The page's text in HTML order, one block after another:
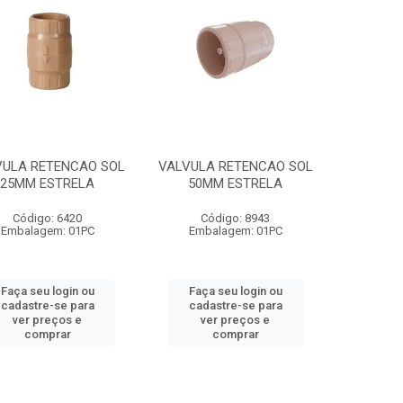
RETENCAO SOL
25MM ESTRELA
Código: 6420
Embalagem: 01PC
Faça seu login ou
cadastre-se para
ver preços e
comprar
VALVULA RETENCAO SOL
50MM ESTRELA
Código: 8943
Embalagem: 01PC
Faça seu login ou
cadastre-se para
ver preços e
comprar